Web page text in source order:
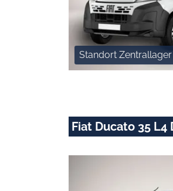
Standort Zentrallager
Fiat Ducato 35 L4